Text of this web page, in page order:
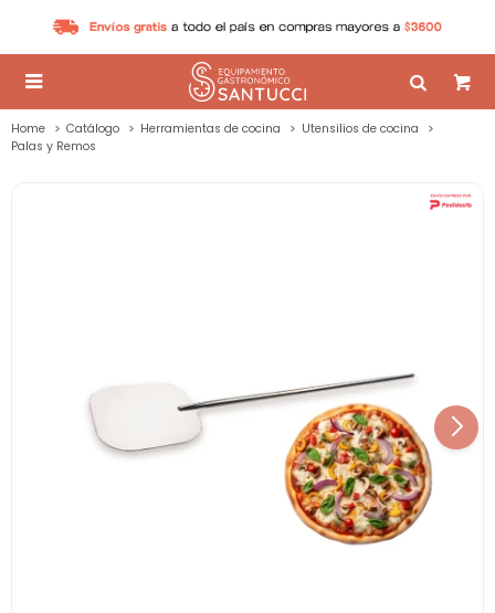

Home Catálogo Herramientas de cocina
Utensilios de cocina
Palas y Remos